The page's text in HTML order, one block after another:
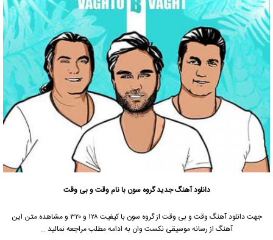
دانلود آهنگ جدیدگروه سون با نام وقت و بی وقت
جهت دانلود آهنگ وقت و بی وقت ازگروه سون
با کیفیت ۱۲۸ و ۳۲۰ و مشاهده متن این
آهنگ از رسانه موسیقی نکست وان به ادامه مطلب مراجعه نمائید …